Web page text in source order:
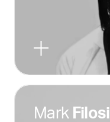
Mark Filosi